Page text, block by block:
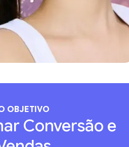
OBJETIVO
Conversão e